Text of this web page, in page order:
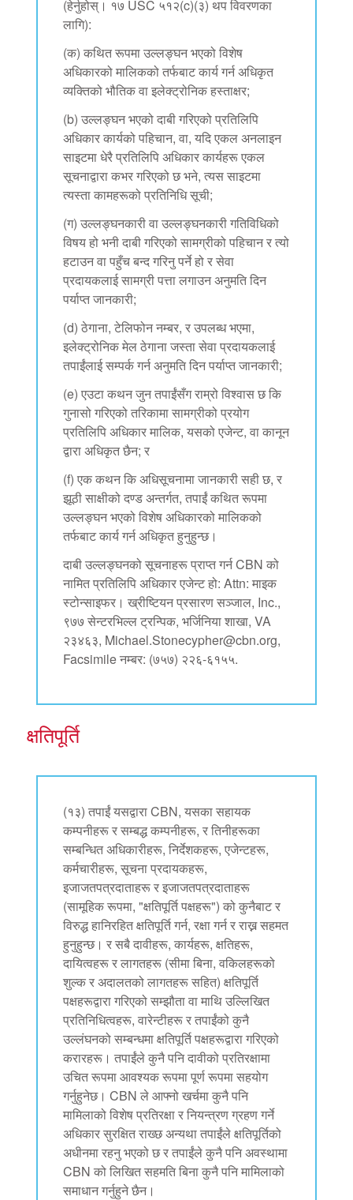
(हेर्नुहोस्। १७ USC ५१२(c)(३) थप विवरणका
लागि):
(क) कथित रूपमा उल्लङ्घन भएको विशेष
अधिकारको मालिकको तर्फबाट कार्य गर्न अधिकृत
व्यक्तिको भौतिक वा इलेक्ट्रोनिक हस्ताक्षर;
(b) उल्लङ्घन भएको दाबी गरिएको प्रतिलिपि
अधिकार कार्यको पहिचान, वा, यदि एकल अनलाइन
साइटमा धेरै प्रतिलिपि अधिकार कार्यहरू एकल
सूचनाद्वारा कभर गरिएको छ भने, त्यस साइटमा
त्यस्ता कामहरूको प्रतिनिधि सूची;
(ग) उल्लङ्घनकारी वा उल्लङ्घनकारी गतिविधिको
विषय हो भनी दाबी गरिएको सामग्रीको पहिचान र त्यो
हटाउन वा पहुँच बन्द गरिनु पर्ने हो र सेवा
प्रदायकलाई सामग्री पत्ता लगाउन अनुमति दिन
पर्याप्त जानकारी;
(d) ठेगाना, टेलिफोन नम्बर, र उपलब्ध भएमा,
इलेक्ट्रोनिक मेल ठेगाना जस्ता सेवा प्रदायकलाई
तपाईंलाई सम्पर्क गर्न अनुमति दिन पर्याप्त जानकारी;
(e) एउटा कथन जुन तपाईंसँग राम्रो विश्वास छ कि
गुनासो गरिएको तरिकामा सामग्रीको प्रयोग
प्रतिलिपि अधिकार मालिक, यसको एजेन्ट, वा कानून
द्वारा अधिकृत छैन; र
(f) एक कथन कि अधिसूचनामा जानकारी सही छ, र
झूठी साक्षीको दण्ड अन्तर्गत, तपाईं कथित रूपमा
उल्लङ्घन भएको विशेष अधिकारको मालिकको
तर्फबाट कार्य गर्न अधिकृत हुनुहुन्छ।
दाबी उल्लङ्घनको सूचनाहरू प्राप्त गर्न CBN को
नामित प्रतिलिपि अधिकार एजेन्ट हो: Attn: माइक
स्टोन्साइफर। ख्रीष्टियन प्रसारण सञ्जाल, Inc.,
९७७ सेन्टरभिल्ल ट्रन्पिक, भर्जिनिया शाखा, VA
२३४६३, Michael.Stonecypher@cbn.org,
Facsimile नम्बर: (७५७) २२६-६१५५.
क्षतिपूर्ति
(१३) तपाईं यसद्वारा CBN, यसका सहायक
कम्पनीहरू र सम्बद्ध कम्पनीहरू, र तिनीहरूका
सम्बन्धित अधिकारीहरू, निर्देशकहरू, एजेन्टहरू,
कर्मचारीहरू, सूचना प्रदायकहरू,
इजाजतपत्रदाताहरू र इजाजतपत्रदाताहरू
(सामूहिक रूपमा, "क्षतिपूर्ति पक्षहरू") को कुनैबाट र
विरुद्ध हानिरहित क्षतिपूर्ति गर्न, रक्षा गर्न र राख्न सहमत
हुनुहुन्छ। र सबै दावीहरू, कार्यहरू, क्षतिहरू,
दायित्वहरू र लागतहरू (सीमा बिना, वकिलहरूको
शुल्क र अदालतको लागतहरू सहित) क्षतिपूर्ति
पक्षहरूद्वारा गरिएको सम्झौता वा माथि उल्लिखित
प्रतिनिधित्वहरू, वारेन्टीहरू र तपाईंको कुनै
उल्लंघनको सम्बन्धमा क्षतिपूर्ति पक्षहरूद्वारा गरिएको
करारहरू। तपाईंले कुनै पनि दावीको प्रतिरक्षामा
उचित रूपमा आवश्यक रूपमा पूर्ण रूपमा सहयोग
गर्नुहुनेछ। CBN ले आफ्नो खर्चमा कुनै पनि
मामिलाको विशेष प्रतिरक्षा र नियन्त्रण ग्रहण गर्ने
अधिकार सुरक्षित राख्छ अन्यथा तपाईंले क्षतिपूर्तिको
अधीनमा रहनु भएको छ र तपाईंले कुनै पनि अवस्थामा
CBN को लिखित सहमति बिना कुनै पनि मामिलाको
समाधान गर्नुहुने छैन।